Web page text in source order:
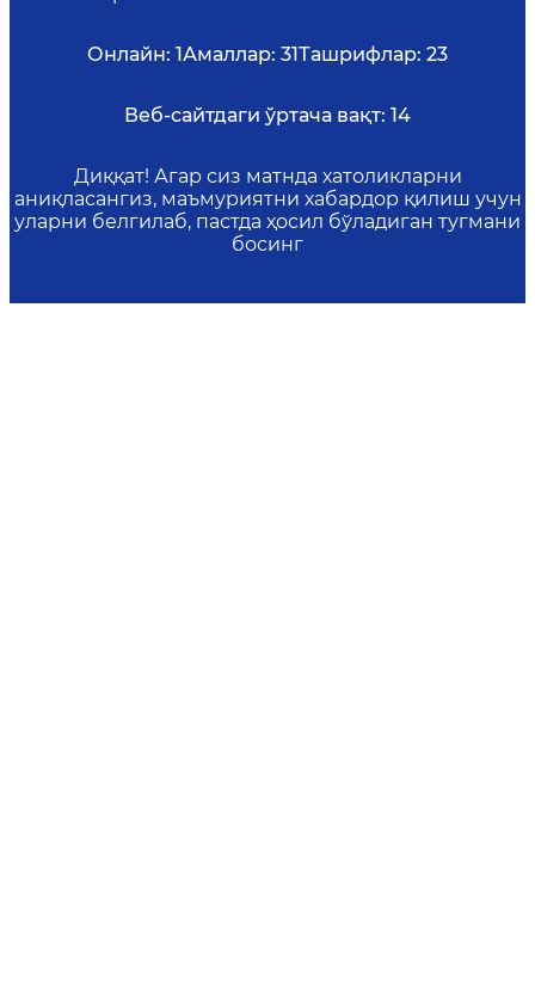
Онлайн: 1Амаллар: 31Ташрифлар: 23
Веб-сайтдаги ўртача вақт: 14
Диққат! Агар сиз матнда хатоликларни
аниқласангиз, маъмуриятни хабардор қилиш учун
уларни белгилаб, пастда ҳосил бўладиган тугмани
босинг